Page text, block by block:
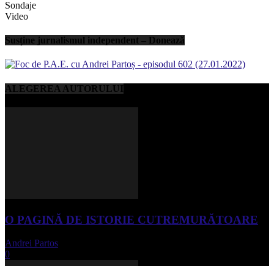
Sondaje
Video
Susține jurnalismul independent – Donează
ALEGEREA AUTORULUI
O PAGINĂ DE ISTORIE CUTREMURĂTOARE
Andrei Partos
0